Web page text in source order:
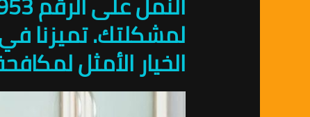
لمشكلتك. تميزنا في
الخيار الأمثل